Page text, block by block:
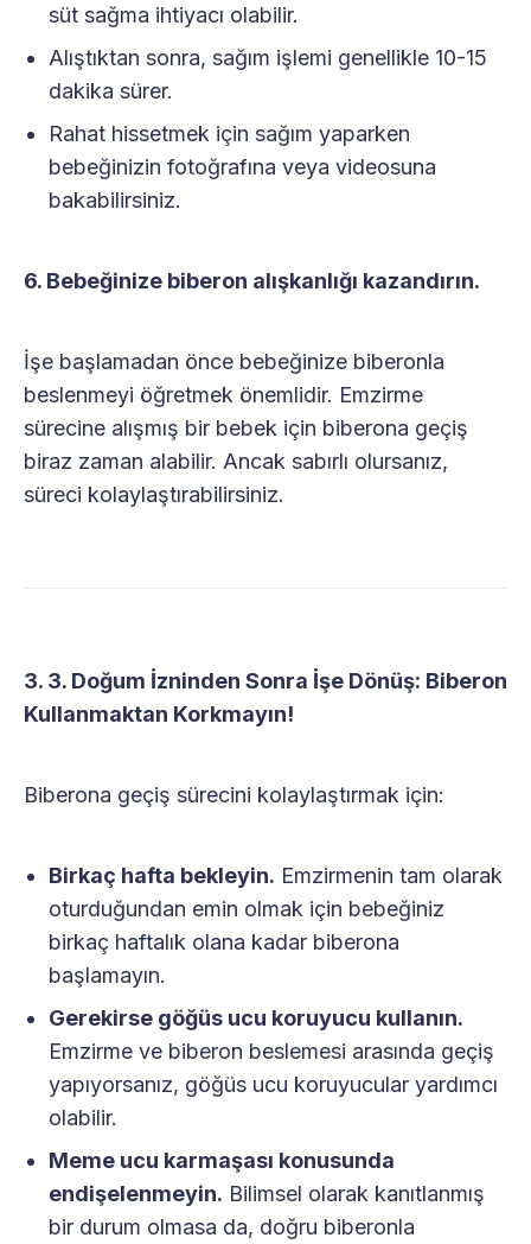
süt sağma ihtiyacı olabilir.
Alıştıktan sonra, sağım işlemi genellikle 10-15
dakika sürer.
Rahat hissetmek için sağım yaparken
bebeğinizin fotoğrafına veya videosuna
bakabilirsiniz.
6. Bebeğinize biberon alışkanlığı kazandırın.
İşe başlamadan önce bebeğinize biberonla
beslenmeyi öğretmek önemlidir. Emzirme
sürecine alışmış bir bebek için biberona geçiş
biraz zaman alabilir. Ancak sabırlı olursanız,
süreci kolaylaştırabilirsiniz.
3. 3. Doğum İzninden Sonra İşe Dönüş: Biberon
Kullanmaktan Korkmayın!
Biberona geçiş sürecini kolaylaştırmak için:
Birkaç hafta bekleyin. Emzirmenin tam olarak
oturduğundan emin olmak için bebeğiniz
birkaç haftalık olana kadar biberona
başlamayın.
Gerekirse göğüs ucu koruyucu kullanın.
Emzirme ve biberon beslemesi arasında geçiş
yapıyorsanız, göğüs ucu koruyucular yardımcı
olabilir.
Meme ucu karmaşası konusunda
endişelenmeyin. Bilimsel olarak kanıtlanmış
bir durum olmasa da, doğru biberonla